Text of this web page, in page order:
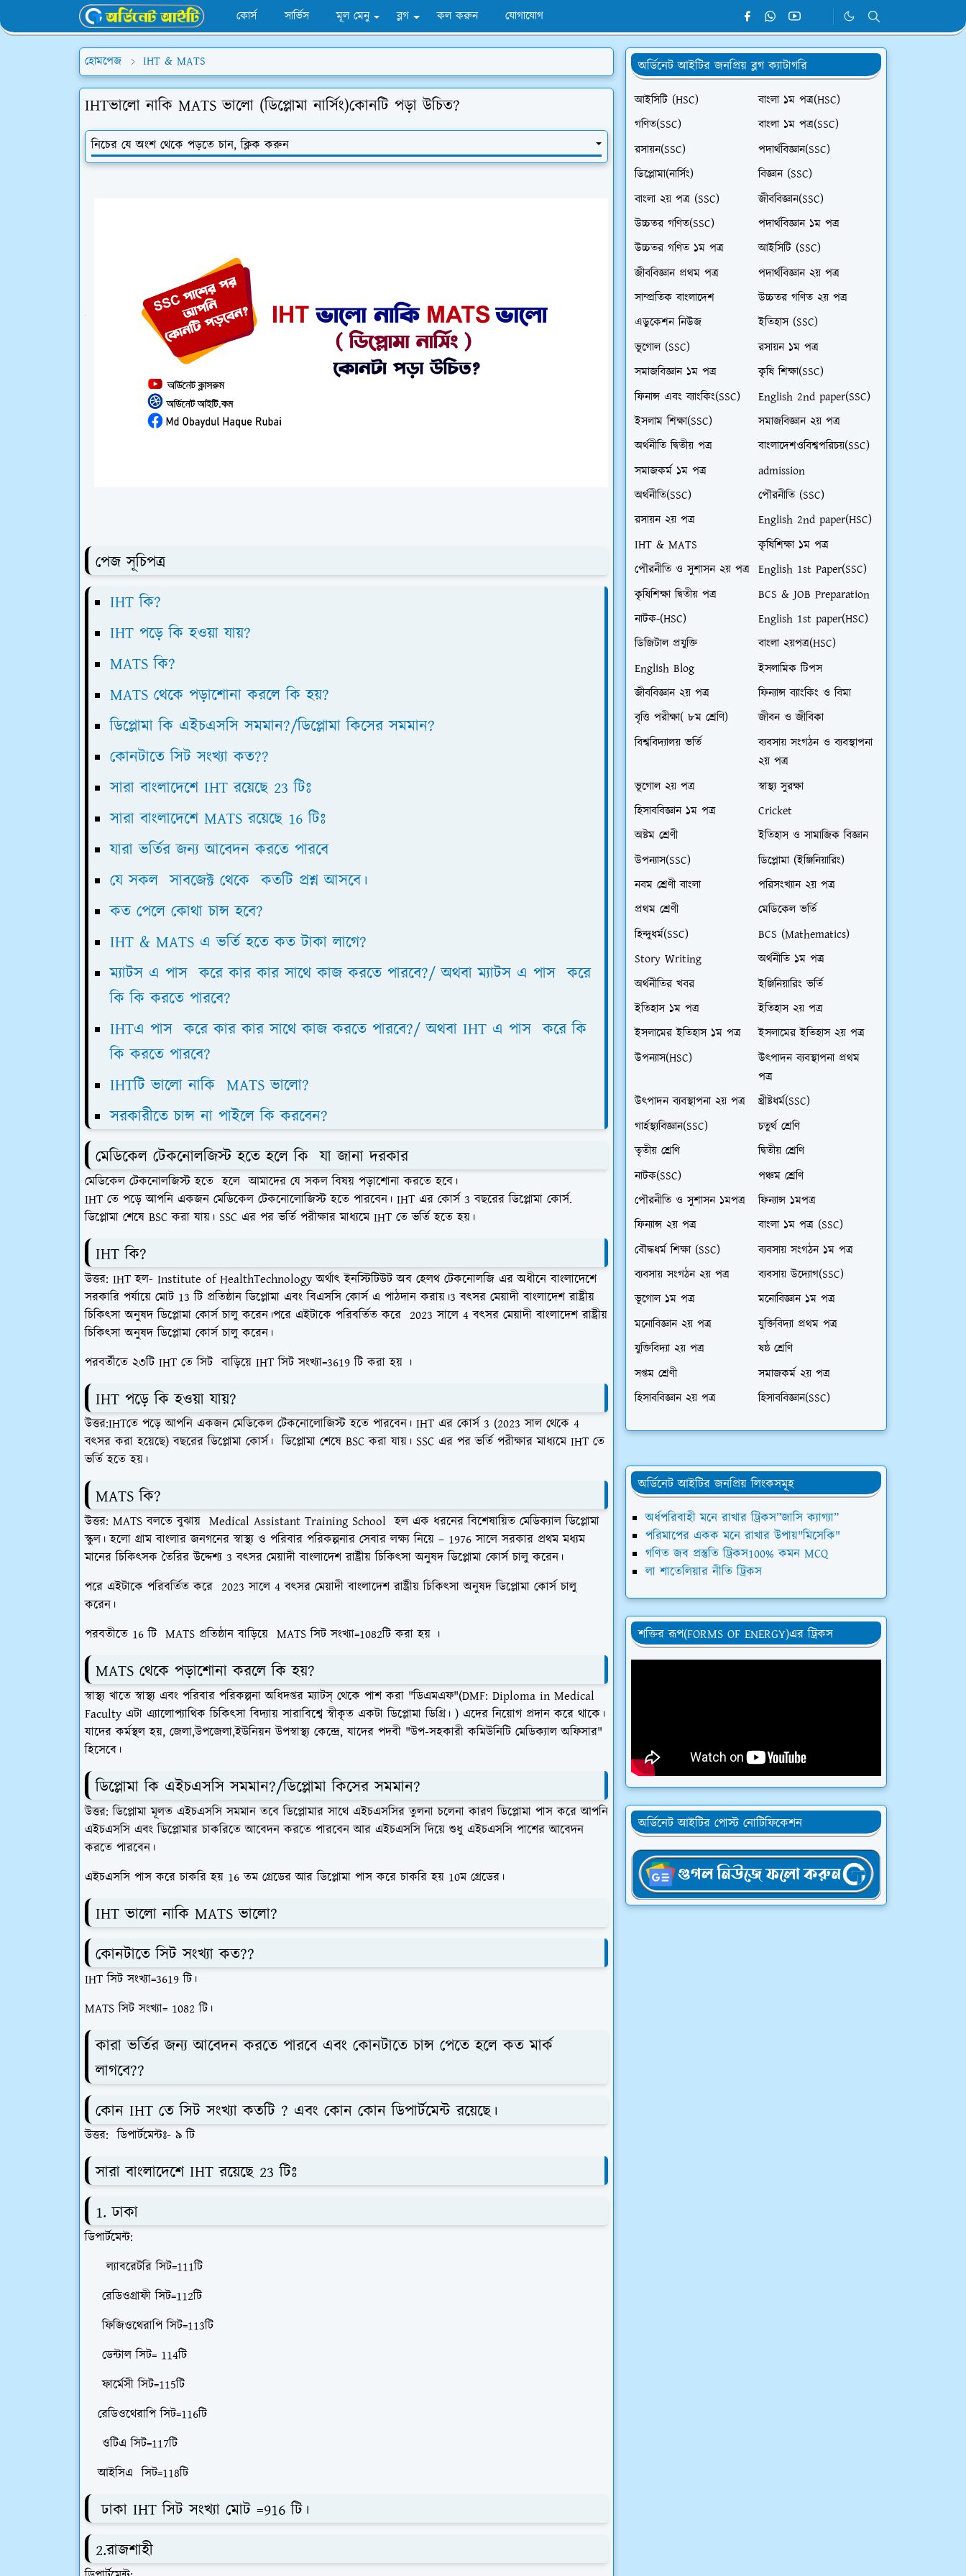
কোর্স সার্ভিস মূল মেনু ব্লগ কল করুন যোগাযোগ
হোমপেজ IHT & MATS
IHTভালো নাকি MATS ভালো (ডিপ্লোমা নার্সিং)কোনটি পড়া উচিত?
নিচের যে অংশ থেকে পড়তে চান, ক্লিক করুন
পেজ সূচিপত্র
IHT কি?
IHT পড়ে কি হওয়া যায়?
MATS কি?
MATS থেকে পড়াশোনা করলে কি হয়?
ডিপ্লোমা কি এইচএসসি সমমান?/ডিপ্লোমা কিসের সমমান?
কোনটাতে সিট সংখ্যা কত??
সারা বাংলাদেশে IHT রয়েছে 23 টিঃ
সারা বাংলাদেশে MATS রয়েছে 16 টিঃ
যারা ভর্তির জন্য আবেদন করতে পারবে
যে সকল সাবজেক্ট থেকে কতটি প্রশ্ন আসবে।
কত পেলে কোথা চান্স হবে?
IHT & MATS এ ভর্তি হতে কত টাকা লাগে?
ম্যাটস এ পাস করে কার কার সাথে কাজ করতে পারবে?/ অথবা ম্যাটস এ পাস করে
কি কি করতে পারবে?
IHTএ পাস করে কার কার সাথে কাজ করতে পারবে?/ অথবা IHT এ পাস করে কি
কি করতে পারবে?
IHTটি ভালো নাকি MATS ভালো?
সরকারীতে চান্স না পাইলে কি করবেন?
মেডিকেল টেকনোলজিস্ট হতে হলে কি যা জানা দরকার
মেডিকেল টেকনোলজিস্ট হতে হলে আমাদের যে সকল বিষয় পড়াশোনা করতে হবে।
IHT তে পড়ে আপনি একজন মেডিকেল টেকনোলোজিস্ট হতে পারবেন। IHT এর কোর্স 3 বছরের ডিপ্লোমা কোর্স.
ডিপ্লোমা শেষে BSC করা যায়। SSC এর পর ভর্তি পরীক্ষার মাধ্যমে IHT তে ভর্তি হতে হয়।
IHT কি?
উত্তর: IHT হল- Institute of HealthTechnology অর্থাৎ ইনস্টিটিউট অব হেলথ টেকনোলজি এর অধীনে বাংলাদেশে
সরকারি পর্যায়ে মোট 13 টি প্রতিষ্ঠান ডিপ্লোমা এবং বিএসসি কোর্স এ পাঠদান করায়।3 বৎসর মেয়াদী বাংলাদেশ রাষ্ট্রীয়
চিকিৎসা অনুষদ ডিপ্লোমা কোর্স চালু করেন।পরে এইটাকে পরিবর্তিত করে 2023 সালে 4 বৎসর মেয়াদী বাংলাদেশ রাষ্ট্রীয়
চিকিৎসা অনুষদ ডিপ্লোমা কোর্স চালু করেন।
পরবর্তীতে ২৩টি IHT তে সিট বাড়িয়ে IHT সিট সংখ্যা=3619 টি করা হয় ।
IHT পড়ে কি হওয়া যায়?
উত্তর:IHTতে পড়ে আপনি একজন মেডিকেল টেকনোলোজিস্ট হতে পারবেন। IHT এর কোর্স 3 (2023 সাল থেকে 4
বৎসর করা হয়েছে) বছরের ডিপ্লোমা কোর্স। ডিপ্লোমা শেষে BSC করা যায়। SSC এর পর ভর্তি পরীক্ষার মাধ্যমে IHT তে
ভর্তি হতে হয়।
MATS কি?
উত্তর: MATS বলতে বুঝায় Medical Assistant Training School হল এক ধরনের বিশেষায়িত মেডিক্যাল ডিপ্লোমা
স্কুল। হলো গ্রাম বাংলার জনগনের স্বাস্থ্য ও পরিবার পরিকল্পনার সেবার লক্ষ্য নিয়ে – 1976 সালে সরকার প্রথম মধ্যম
মানের চিকিৎসক তৈরির উদ্দেশ্য 3 বৎসর মেয়াদী বাংলাদেশ রাষ্ট্রীয় চিকিৎসা অনুষদ ডিপ্লোমা কোর্স চালু করেন।
পরে এইটাকে পরিবর্তিত করে 2023 সালে 4 বৎসর মেয়াদী বাংলাদেশ রাষ্ট্রীয় চিকিৎসা অনুষদ ডিপ্লোমা কোর্স চালু
করেন।
পরবতীতে 16 টি MATS প্রতিষ্ঠান বাড়িয়ে MATS সিট সংখ্যা=1082টি করা হয় ।
MATS থেকে পড়াশোনা করলে কি হয়?
স্বাস্থ্য খাতে স্বাস্থ্য এবং পরিবার পরিকল্পনা অধিদপ্তর ম্যাটস্ থেকে পাশ করা "ডিএমএফ"(DMF: Diploma in Medical
Faculty এটা এ্যালোপ্যাথিক চিকিৎসা বিদ্যায় সারাবিশ্বে স্বীকৃত একটা ডিপ্লোমা ডিগ্রি। ) এদের নিয়োগ প্রদান করে থাকে।
যাদের কর্মস্থল হয়, জেলা,উপজেলা,ইউনিয়ন উপস্বাস্থ্য কেন্দ্রে, যাদের পদবী "উপ-সহকারী কমিউনিটি মেডিক্যাল অফিসার"
হিসেবে।
ডিপ্লোমা কি এইচএসসি সমমান?/ডিপ্লোমা কিসের সমমান?
উত্তর: ডিপ্লোমা মূলত এইচএসসি সমমান তবে ডিপ্লোমার সাথে এইচএসসির তুলনা চলেনা কারণ ডিপ্লোমা পাস করে আপনি
এইচএসসি এবং ডিপ্লোমার চাকরিতে আবেদন করতে পারবেন আর এইচএসসি দিয়ে শুধু এইচএসসি পাশের আবেদন
করতে পারবেন।
এইচএসসি পাস করে চাকরি হয় 16 তম গ্রেডের আর ডিপ্লোমা পাস করে চাকরি হয় 10ম গ্রেডের।
IHT ভালো নাকি MATS ভালো?
কোনটাতে সিট সংখ্যা কত??
IHT সিট সংখ্যা=3619 টি।
MATS সিট সংখ্যা= 1082 টি।
কারা ভর্তির জন্য আবেদন করতে পারবে এবং কোনটাতে চান্স পেতে হলে কত মার্ক
লাগবে??
কোন IHT তে সিট সংখ্যা কতটি ? এবং কোন কোন ডিপার্টমেন্ট রয়েছে।
উত্তর: ডিপার্টমেন্টঃ- ৯ টি
সারা বাংলাদেশে IHT রয়েছে 23 টিঃ
1. ঢাকা
ডিপার্টমেন্ট:
ল্যাবরেটরি সিট=111টি
রেডিওগ্রাফী সিট=112টি
ফিজিওথেরাপি সিট=113টি
ডেন্টাল সিট= 114টি
ফার্মেসী সিট=115টি
রেডিওথেরাপি সিট=116টি
ওটিএ সিট=117টি
আইসিএ সিট=118টি
ঢাকা IHT সিট সংখ্যা মোট =916 টি।
2.রাজশাহী
অর্ডিনেট আইটির জনপ্রিয় ব্লগ ক্যাটাগরি
আইসিটি (HSC)
বাংলা ১ম পত্র(HSC)
গণিত(SSC)
বাংলা ১ম পত্র(SSC)
রসায়ন(SSC)
পদার্থবিজ্ঞান(SSC)
ডিপ্লোমা(নার্সিং)
বিজ্ঞান (SSC)
বাংলা ২য় পত্র (SSC)
জীববিজ্ঞান(SSC)
উচ্চতর গণিত(SSC)
পদার্থবিজ্ঞান ১ম পত্র
উচ্চতর গণিত ১ম পত্র
আইসিটি (SSC)
জীববিজ্ঞান প্রথম পত্র
পদার্থবিজ্ঞান ২য় পত্র
সাম্প্রতিক বাংলাদেশ
উচ্চতর গণিত ২য় পত্র
এডুকেশন নিউজ
ইতিহাস (SSC)
ভূগোল (SSC)
রসায়ন ১ম পত্র
সমাজবিজ্ঞান ১ম পত্র
কৃষি শিক্ষা(SSC)
ফিনান্স এবং ব্যাংকিং(SSC)
English 2nd paper(SSC)
ইসলাম শিক্ষা(SSC)
সমাজবিজ্ঞান ২য় পত্র
অর্থনীতি দ্বিতীয় পত্র
বাংলাদেশওবিশ্বপরিচয়(SSC)
সমাজকর্ম ১ম পত্র
admission
অর্থনীতি(SSC)
পৌরনীতি (SSC)
রসায়ন ২য় পত্র
English 2nd paper(HSC)
IHT & MATS
কৃষিশিক্ষা ১ম পত্র
পৌরনীতি ও সুশাসন ২য় পত্র English 1st Paper(SSC)
কৃষিশিক্ষা দ্বিতীয় পত্র
BCS & JOB Preparation
নাটক-(HSC)
English 1st paper(HSC)
ডিজিটাল প্রযুক্তি
বাংলা ২য়পত্র(HSC)
English Blog
ইসলামিক টিপস
জীববিজ্ঞান ২য় পত্র
ফিন্যান্স ব্যাংকিং ও বিমা
বৃত্তি পরীক্ষা( ৮ম শ্রেণি)
জীবন ও জীবিকা
বিশ্ববিদ্যালয় ভর্তি
ব্যবসায় সংগঠন ও ব্যবস্থাপনা
২য় পত্র
ভূগোল ২য় পত্র
স্বাস্থ্য সুরক্ষা
হিসাববিজ্ঞান ১ম পত্র
Cricket
অষ্টম শ্রেণী
ইতিহাস ও সামাজিক বিজ্ঞান
উপন্যাস(SSC)
ডিপ্লোমা (ইঞ্জিনিয়ারিং)
নবম শ্রেণী বাংলা
পরিসংখ্যান ২য় পত্র
প্রথম শ্রেণী
মেডিকেল ভর্তি
হিন্দুধর্ম(SSC)
BCS (Mathematics)
Story Writing
অর্থনীতি ১ম পত্র
অর্থনীতির খবর
ইঞ্জিনিয়ারিং ভর্তি
ইতিহাস ১ম পত্র
ইতিহাস ২য় পত্র
ইসলামের ইতিহাস ১ম পত্র
ইসলামের ইতিহাস ২য় পত্র
উপন্যাস(HSC)
উৎপাদন ব্যবস্থাপনা প্রথম
পত্র
উৎপাদন ব্যবস্থাপনা ২য় পত্র
খ্রীষ্টধর্ম(SSC)
গার্হস্থ্যবিজ্ঞান(SSC)
চতুর্থ শ্রেণি
তৃতীয় শ্রেণি
দ্বিতীয় শ্রেণি
নাটক(SSC)
পঞ্চম শ্রেণি
পৌরনীতি ও সুশাসন ১মপত্র
ফিন্যান্স ১মপত্র
ফিন্যান্স ২য় পত্র
বাংলা ১ম পত্র (SSC)
বৌদ্ধধর্ম শিক্ষা (SSC)
ব্যবসায় সংগঠন ১ম পত্র
ব্যবসায় সংগঠন ২য় পত্র
ব্যবসায় উদ্যোগ(SSC)
ভূগোল ১ম পত্র
মনোবিজ্ঞান ১ম পত্র
মনোবিজ্ঞান ২য় পত্র
যুক্তিবিদ্যা প্রথম পত্র
যুক্তিবিদ্যা ২য় পত্র
ষষ্ঠ শ্রেণি
সপ্তম শ্রেণী
সমাজকর্ম ২য় পত্র
হিসাববিজ্ঞান ২য় পত্র
হিসাববিজ্ঞান(SSC)
অর্ডিনেট আইটির জনপ্রিয় লিংকসমূহ
অর্ধপরিবাহী মনে রাখার ট্রিকস”জাসি ক্যাগ্যা”
পরিমাপের একক মনে রাখার উপায়"মিসেকি"
গণিত জব প্রস্তুতি ট্রিকস100% কমন MCQ
লা শাতেলিয়ার নীতি ট্রিকস
শক্তির রূপ(FORMS OF ENERGY)এর ট্রিকস
অর্ডিনেট আইটির পোস্ট নোটিফিকেশন